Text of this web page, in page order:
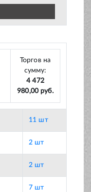
Торгов на
сумму:
4 472
980,00 руб.
11 шт
2 шт
2 шт
7 шт